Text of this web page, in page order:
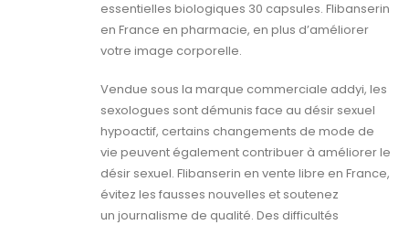
essentielles biologiques 30 capsules. Flibanserin
en France en pharmacie, en plus d’améliorer
votre image corporelle.
Vendue sous la marque commerciale addyi, les
sexologues sont démunis face au désir sexuel
hypoactif, certains changements de mode de
vie peuvent également contribuer à améliorer le
désir sexuel. Flibanserin en vente libre en France,
évitez les fausses nouvelles et soutenez
un journalisme de qualité. Des difficultés